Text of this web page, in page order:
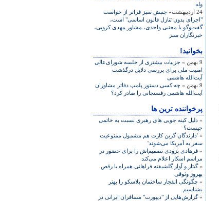
وله
24 اردیبهشت»
جنبش سبز فراتر از خواست
"اجرای بدون تنازل قانون اساسی" است،
گفت‌وگو با مجتبی واحدی، مشاور مهدی کروبی،
خبرنگاران سبز
بخوانید!
9 بهمن »
جزییات بیشتری از جلسه شورای‌عالی
امنیت ملی برای بررسی دلایل درگذشت
آیت‌الله هاشمی
9 بهمن »
چه کسی دستور پلمپ دفاتر مشاوران
آیت‌الله هاشمی رفسنجانی را صادر کرد؟
پرخواننده ترین ها
» دلیل کینه جویی های رهبری نسبت به خاتمی
چیست؟
» 'دارندگان گرین کارت هم مشمول ممنوعیت
سفر به آمریکا می‌شوند'
» فرهادی بزودی تصمیم‌اش را برای حضور در
مراسم اسکار اعلام می‌کند
»گیتار و آواز گلشیفته فراهانی همراه با رقص
بهروز وثوقی
» چگونگی انفجار ساختمان پلاسکو را بهتر
بشناسیم
»گزارش‌هایی از "دیپورت" مسافران ایرانی در